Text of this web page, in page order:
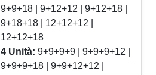
9+9+18 | 9+12+12 | 9+12+18 |
9+18+18 | 12+12+12 |
12+12+18
4 Unità: 9+9+9+9 | 9+9+9+12 |
9+9+9+18 | 9+9+12+12 |